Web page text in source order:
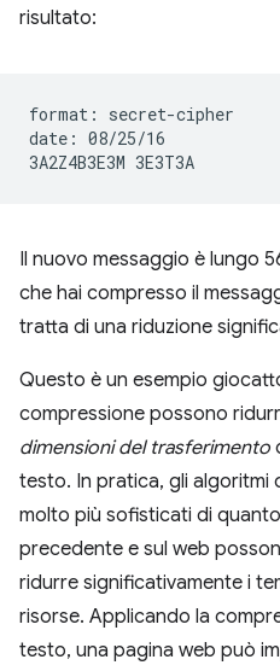
risultato:
format: secret-cipher
date: 08/25/16
Il nuovo messaggio è lungo
che hai compresso il
tratta di una riduzione
Questo è un esempio
compressione possono
dimensioni del trasferimento
testo. In pratica, gli algoritmi
molto più sofisticati di
precedente e sul web
ridurre significativamente i
risorse. Applicando la
testo, una pagina web può